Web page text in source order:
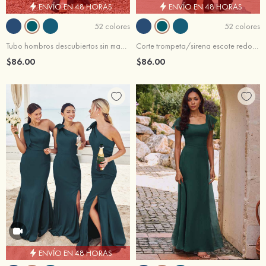
ENVÍO EN 48 HORAS
52 colores
Tubo hombros descubiertos sin mangas hasta el suelo satén elástico vestido de dama de honor
$86.00
ENVÍO EN 48 HORAS
52 colores
Corte trompeta/sirena escote redondo sin mangas hasta el suelo satén elástico vestido de dama de honor
$86.00
ENVÍO EN 48 HORAS